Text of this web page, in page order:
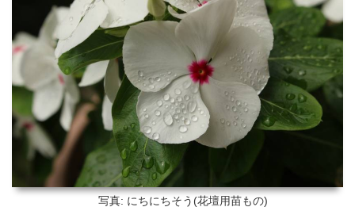
写真: にちにちそう(花壇用苗もの)